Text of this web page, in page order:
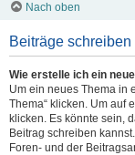
Nach oben
Beiträge schreiben
Wie erstelle ich ein
Um ein neues Thema in
Thema“ klicken. Um auf
klicken. Es könnte sein,
Beitrag schreiben
Foren- und der